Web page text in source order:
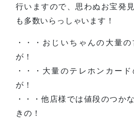
行いますので、思わぬお宝発
も多数いらっしゃいます！
・・・おじいちゃんの大量
が！
・・・大量のテレホンカー
が！
・・・他店様では値段のつか
きの！